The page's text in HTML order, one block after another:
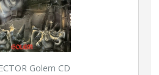
Golem CD